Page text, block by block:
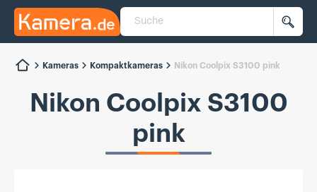
Kamera.de
Suche
Kameras Kompaktkameras Nikon Coolpix S3100 pink
Nikon Coolpix S3100
pink